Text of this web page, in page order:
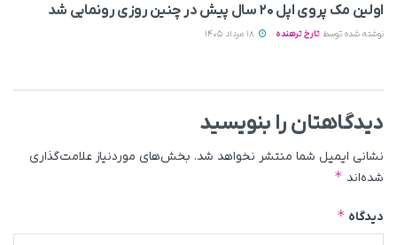
اولین مک پروی اپل ۲۰ سال پیش در چنین روزی رونمایی شد
نوشته شده توسط تارخ ترهنده
دیدگاهتان را بنویسید
نشانی ایمیل شما منتشر نخواهد شد. بخش‌های موردنیاز علامت‌گذاری
شده‌اند *
دیدگاه *